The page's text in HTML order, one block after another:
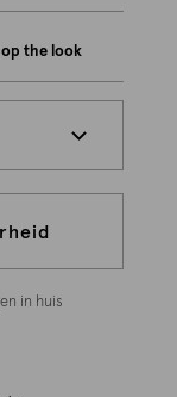
the look
in huis